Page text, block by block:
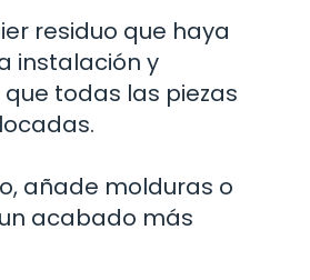
residuo que haya
instalación y
todas las piezas
añade molduras o
acabado más